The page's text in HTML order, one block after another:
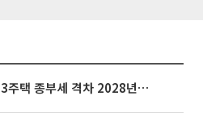
종부세 개편에도…1·3주택 종부세 격차 2028년부터 확대